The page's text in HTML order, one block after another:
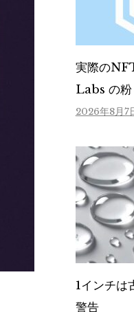
実際の
Labs の粉
2026年8月7
1インチは
警告